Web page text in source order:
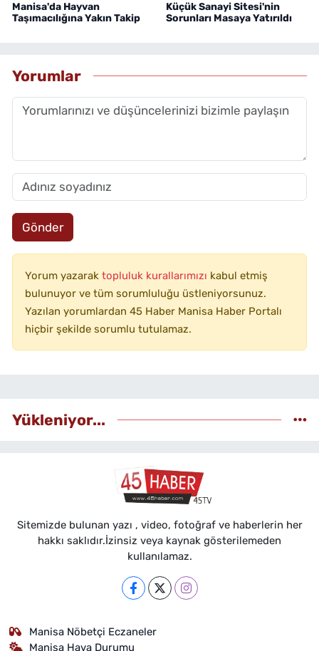
Manisa'da Hayvan
Taşımacılığına Yakın Takip
Küçük Sanayi Sitesi'nin
Sorunları Masaya Yatırıldı
Yorumlar
Gönder
Yorum yazarak topluluk kurallarımızı kabul etmiş
bulunuyor ve tüm sorumluluğu üstleniyorsunuz.
Yazılan yorumlardan 45 Haber Manisa Haber Portalı
hiçbir şekilde sorumlu tutulamaz.
Yükleniyor...
Sitemizde bulunan yazı , video, fotoğraf ve haberlerin her
hakkı saklıdır.İzinsiz veya kaynak gösterilemeden
kullanılamaz.
Manisa Nöbetçi Eczaneler
Manisa Hava Durumu